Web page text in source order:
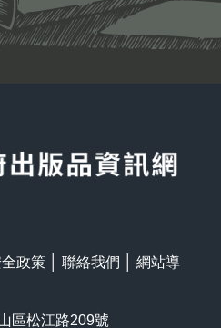
政策 聯絡我們
網站導
區松江路209號